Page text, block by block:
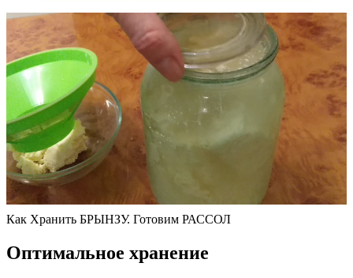
Как Хранить БРЫНЗУ. Готовим РАССОЛ
Оптимальное хранение